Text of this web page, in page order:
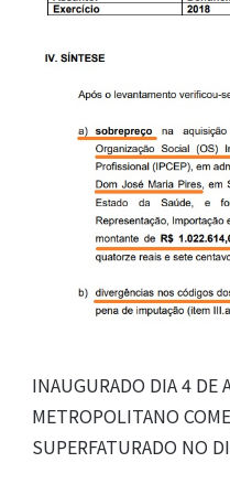
INAUGURADO DIA 4 DE
METROPOLITANO
SUPERFATURADO NO